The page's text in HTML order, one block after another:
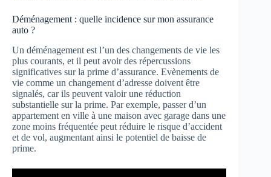
Déménagement : quelle incidence sur mon assurance
auto ?
Un déménagement est l’un des changements de vie les
plus courants, et il peut avoir des répercussions
significatives sur la prime d’assurance. Evènements de
vie comme un changement d’adresse doivent être
signalés, car ils peuvent valoir une réduction
substantielle sur la prime. Par exemple, passer d’un
appartement en ville à une maison avec garage dans une
zone moins fréquentée peut réduire le risque d’accident
et de vol, augmentant ainsi le potentiel de baisse de
prime.